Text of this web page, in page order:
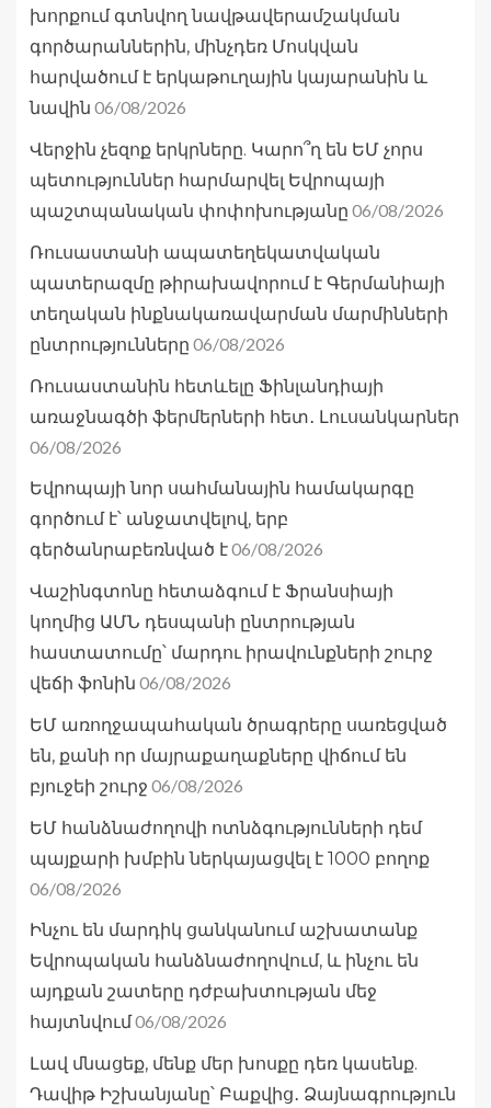
խորքում գտնվող նավթավերամշակման
գործարաններին, մինչդեռ Մոսկվան
հարվածում է երկաթուղային կայարանին և
նավին 06/08/2026
Վերջին չեզոք երկրները. Կարո՞ղ են ԵՄ չորս
պետություններ հարմարվել Եվրոպայի
պաշտպանական փոփոխությանը 06/08/2026
Ռուսաստանի ապատեղեկատվական
պատերազմը թիրախավորում է Գերմանիայի
տեղական ինքնակառավարման մարմինների
ընտրությունները 06/08/2026
Ռուսաստանին հետևելը Ֆինլանդիայի
առաջնագծի ֆերմերների հետ․ Լուսանկարներ
06/08/2026
Եվրոպայի նոր սահմանային համակարգը
գործում է՝ անջատվելով, երբ
գերծանրաբեռնված է06/08/2026
Վաշինգտոնը հետաձգում է Ֆրանսիայի
կողմից ԱՄՆ դեսպանի ընտրության
հաստատումը՝ մարդու իրավունքների շուրջ
վեճի ֆոնին 06/08/2026
ԵՄ առողջապահական ծրագրերը սառեցված
են, քանի որ մայրաքաղաքները վիճում են
բյուջեի շուրջ 06/08/2026
ԵՄ հանձնաժողովի ոտնձգությունների դեմ
պայքարի խմբին ներկայացվել է 1000 բողոք
06/08/2026
Ինչու են մարդիկ ցանկանում աշխատանք
Եվրոպական հանձնաժողովում, և ինչու են
այդքան շատերը դժբախտության մեջ
հայտնվում06/08/2026
Լավ մնացեք, մենք մեր խոսքը դեռ կասենք.
Դավիթ Իշխանյանը՝ Բաքվից․ Ձայնագրություն